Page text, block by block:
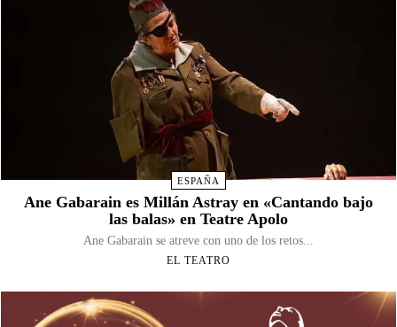
ESPAÑA
Ane Gabarain es Millán Astray en «Cantando bajo
las balas» en Teatre Apolo
Ane Gabarain se atreve con uno de los retos...
EL TEATRO